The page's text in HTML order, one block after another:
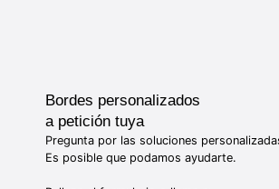
Bordes personalizados
a petición tuya
Pregunta por las soluciones
Es posible que podamos ayudarte.